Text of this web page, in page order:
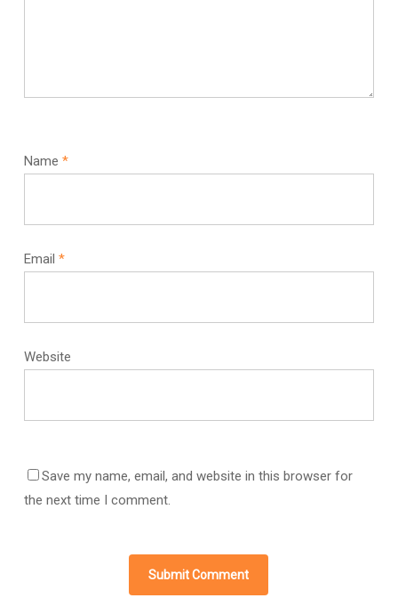
Name *
Email *
Website
Save my name, email, and website in this browser for
the next time I comment.